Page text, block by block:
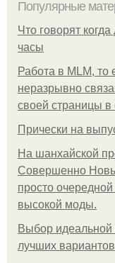
Популярные
Что говорят
часы
Работа в MLM, то
неразрывно
своей страницы в
Прически на
На шанхайской
Совершенно
просто
высокой моды.
Выбор идеальной
лучших